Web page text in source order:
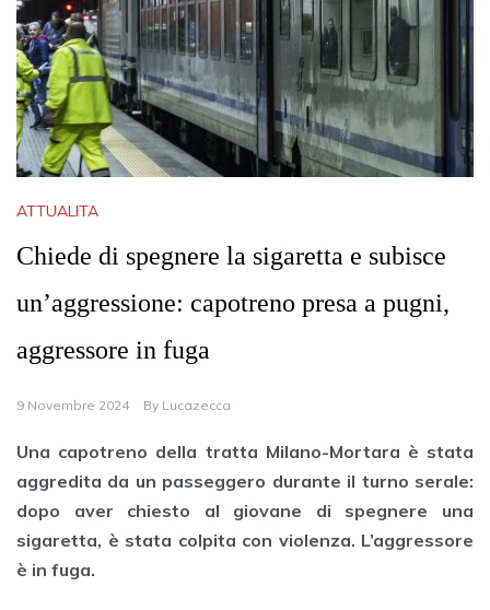
ATTUALITA
Chiede di spegnere la sigaretta e subisce
un’aggressione: capotreno presa a pugni,
aggressore in fuga
9 Novembre 2024 By Lucazecca
Una capotreno della tratta Milano-Mortara è stata
aggredita da un passeggero durante il turno serale:
dopo aver chiesto al giovane di spegnere una
sigaretta, è stata colpita con violenza. L’aggressore
è in fuga.